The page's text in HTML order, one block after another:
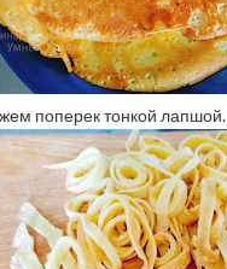
поперек тонкой лапшой.